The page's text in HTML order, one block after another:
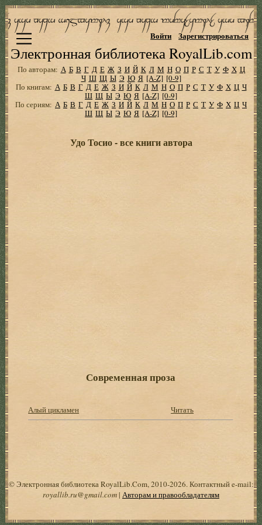
Электронная библиотека RoyalLib.com
Войти Зарегистрироваться
По авторам: А Б В Г Д Е Ж З И Й К Л М Н О П Р С Т У Ф Х Ц
Ч Ш Щ Ы Э Ю Я [A-Z] [0-9]
По книгам: А Б В Г Д Е Ж З И Й К Л М Н О П Р С Т У Ф Х Ц Ч
Ш Щ Ы Э Ю Я [A-Z] [0-9]
По сериям: А Б В Г Д Е Ж З И Й К Л М Н О П Р С Т У Ф Х Ц Ч
Ш Щ Ы Э Ю Я [A-Z] [0-9]
Удо Тосио - все книги автора
Современная проза
Алый цикламен Читать
© Электронная библиотека RoyalLib.Com, 2010-2026. Контактный e-mail:
royallib.ru@gmail.com| Авторам и правообладателям